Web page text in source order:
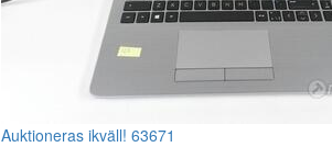
Auktioneras ikväll! 63671